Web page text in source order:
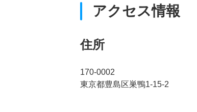
アクセス情報
住所
170-0002
東京都豊島区巣鴨1-15-2